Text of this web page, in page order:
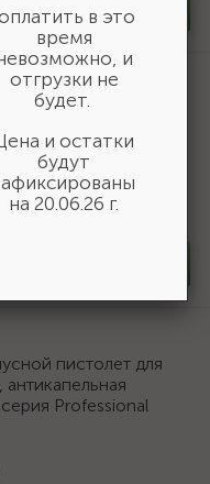
шт
СИБИН,
25 м, диаметр -
пистолет для
Professional
в это
время
и
отгрузки не
будет.
и остатки
будут
на 20.06.26 г.